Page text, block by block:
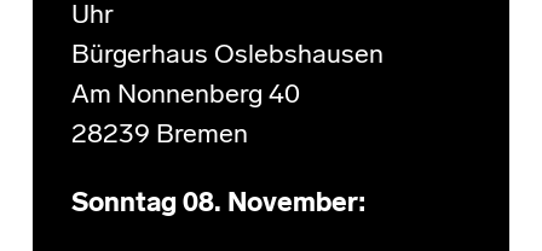
Uhr
Bürgerhaus Oslebshausen
Am Nonnenberg 40
28239 Bremen
Sonntag 08. November: